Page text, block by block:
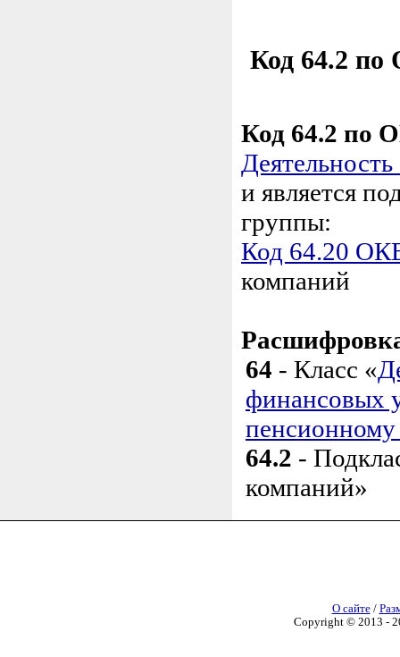
Код 64.2 по
Код 64.2 по
и является
группы:
Код 64.20
компаний
64 - Класс «
финансовых
64.2 -
компаний»
О сайте/
Copyright © 2013 -